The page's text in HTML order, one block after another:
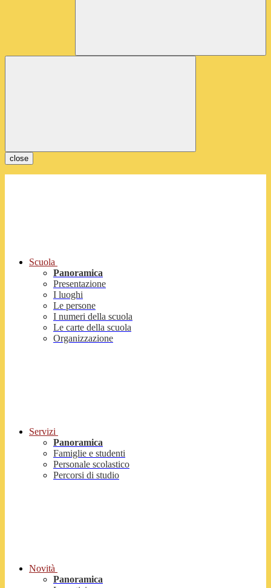
close
Scuola
Panoramica
Presentazione
I luoghi
Le persone
I numeri della scuola
Le carte della scuola
Organizzazione
Servizi
Panoramica
Famiglie e studenti
Personale scolastico
Percorsi di studio
Novità
Panoramica